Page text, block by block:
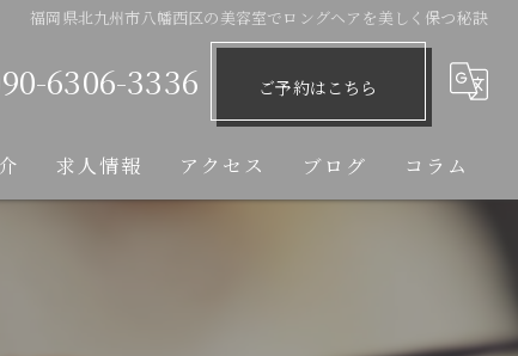
福岡県北九州市八幡西区の美容室でロングヘアを美しく保つ秘訣
6306-3336 ご予約はこちら
求人情報 アクセス ブログ コラム